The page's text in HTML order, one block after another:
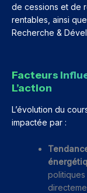
de cessions et de
rentables, ainsi
Recherche &
Facteurs
L’action
L’évolution du
impactée par :